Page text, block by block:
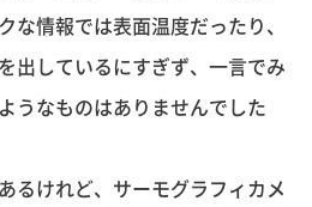
な情報では表面温度だったり、
出しているにすぎず、一言でみ
うなものはありませんでした
るけれど、サーモグラフィカメ